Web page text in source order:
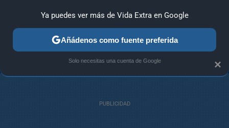
ANÁLISIS GUÍAS Y TRUCOS PC SONY NINTENDO
×
Ya puedes ver más de Vida Extra en Google
Añádenos como fuente preferida
Solo necesitas una cuenta de Google